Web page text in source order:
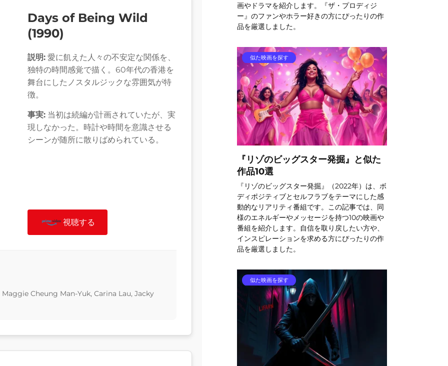
Days of Being Wild
(1990)
説明: 愛に飢えた人々の不安定な関係を、
独特の時間感覚で描く。60年代の香港を
舞台にしたノスタルジックな雰囲気が特
徴。
事実: 当初は続編が計画されていたが、実
現しなかった。時計や時間を意識させる
シーンが随所に散りばめられている。
視聴する
Cheung Man-Yuk, Carina Lau, Jacky
画やドラマを紹介します。『ザ・プロディジ
ー』のファンやホラー好きの方にぴったりの作
品を厳選しました。
似た映画を探す
『リゾのビッグスター発掘』と似た
作品10選
『リゾのビッグスター発掘』（2022年）は、ボ
ディポジティブとセルフラブをテーマにした感
動的なリアリティ番組です。この記事では、同
様のエネルギーやメッセージを持つ10の映画や
番組を紹介します。自信を取り戻したい方や、
インスピレーションを求める方にぴったりの作
品を厳選しました。
似た映画を探す